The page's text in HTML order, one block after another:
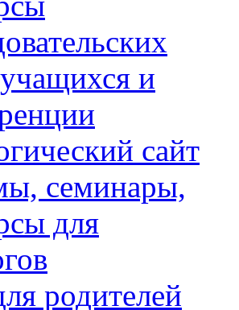
и
сайт
семинары,
для
родителей